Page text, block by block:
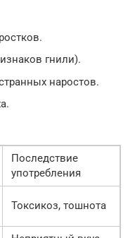
гнили).
наростов.
Последствие
употребления
Токсикоз, тошнота